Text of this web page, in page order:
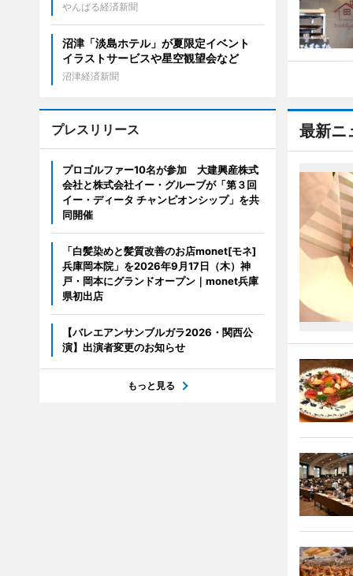
最新ニ
やんばる経済新聞
沼津「淡島ホテル」が夏限定イベント
イラストサービスや星空観望会など
沼津経済新聞
プレスリリース
プロゴルファー10名が参加 大建興産株式
会社と株式会社イー・グルーブが「第３回
イー・ディータ チャンピオンシップ」を共
同開催
「白髪染めと髪質改善のお店monet[モネ]
兵庫岡本院」を2026年9月17日（木）神
戸・岡本にグランドオープン｜monet兵庫
県初出店
【バレエアンサンブルガラ2026・関西公
演】出演者変更のお知らせ
もっと見る